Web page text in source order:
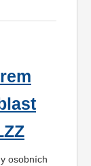
osobních